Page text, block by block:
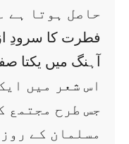
حاصل ہوتا ہے ۔
فطرت کا سرودِ
آہنگ میں یکتا
اس شعر میں
جس طرح مجتمع
مسلمان کے